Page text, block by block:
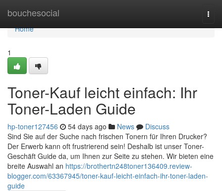
bouchesocial
Home
Home
1
Toner-Kauf leicht einfach: Ihr
Toner-Laden Guide
hp-toner127456 54 days ago News
Discuss
Sind Sie auf der Suche nach frischen Tonern für Ihren Drucker?
Der Erwerb kann oft frustrierend sein! Deshalb ist unser Toner-
Geschäft Guide da, um Ihnen zur Seite zu stehen. Wir bieten eine
breite Auswahl an https://brothertn248toner136409.review-
blogger.com/63367945/toner-kauf-leicht-einfach-ihr-toner-laden-
guide